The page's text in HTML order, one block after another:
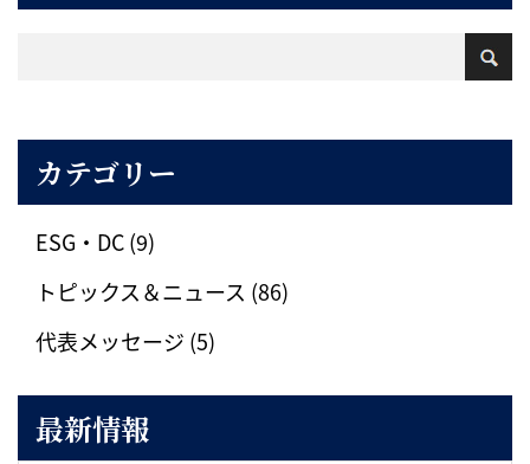
カテゴリー
ESG・DC (9)
トピックス＆ニュース (86)
代表メッセージ (5)
最新情報